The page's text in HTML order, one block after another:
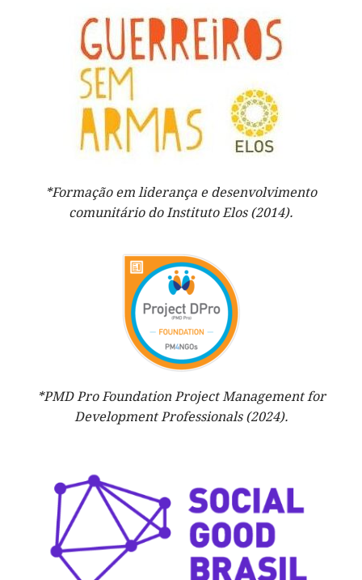
*Formação em liderança e desenvolvimento
comunitário do Instituto Elos (2014).
*PMD Pro Foundation Project Management for
Development Professionals (2024).